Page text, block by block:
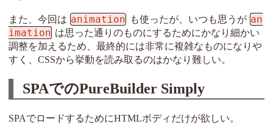
また、今回は animation も使ったが、いつも思うが an
imation は思った通りのものにするためにかなり細かい
調整を加えるため、最終的には非常に複雑なものになりや
すく、CSSから挙動を読み取るのはかなり難しい。
SPAでのPureBuilder Simply
SPAでロードするためにHTMLボディだけが欲しい。